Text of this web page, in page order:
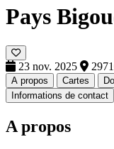
Pays
23 nov. 2025
A propos Cartes
Informations de contact
A propos